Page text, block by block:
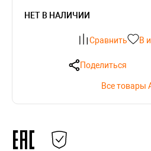
НЕТ В НАЛИЧИИ
Сравнить В
Поделиться
Все товары